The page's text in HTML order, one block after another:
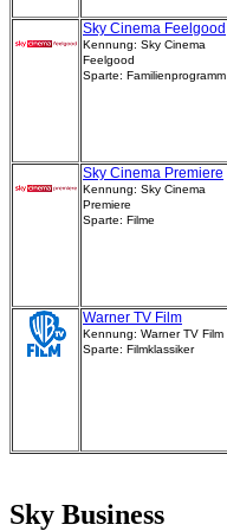
Sky Cinema Feelgood
Kennung: Sky Cinema
Feelgood
Sparte: Familienprogramm
Sky Cinema Premiere
Kennung: Sky Cinema
Premiere
Sparte: Filme
Warner TV Film
Kennung: Warner TV Film
Sparte: Filmklassiker
Sky Business